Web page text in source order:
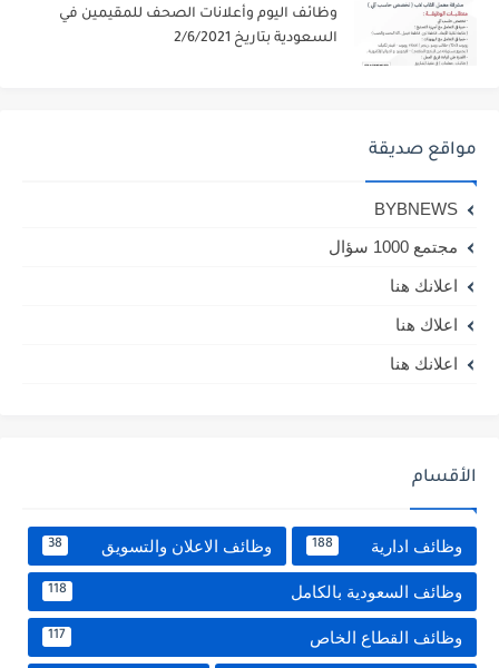
وظائف اليوم وأعلانات الصحف للمقيمين في
السعودية بتاريخ 2/6/2021
مواقع صديقة
BYBNEWS
مجتمع 1000 سؤال
اعلانك هنا
اعلاك هنا
اعلانك هنا
الأقسام
وظائف ادارية 188 وظائف الاعلان والتسويق 38
وظائف السعودية بالكامل 118
وظائف القطاع الخاص 117